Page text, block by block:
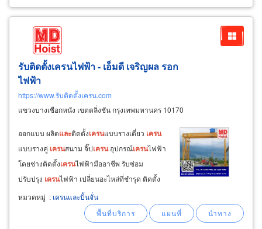
รับติดตั้งเครนไฟฟ้า - เอ็มดี เจริญผล รอก
ไฟฟ้า
https://www.รับติดตั้งเครน.com
แขวงบางเชือกหนัง เขตตลิ่งชัน กรุงเทพมหานคร 10170
ออกแบบ ผลิตและติดตั้งเครนแบบรางเดี่ยว เครน
แบบรางคู่ เครนสนาม จิ๊ปเครนอุปกรณ์เครนไฟฟ้า
โดยช่างติดตั้งเครนไฟฟ้ามืออาชีพ รับซ่อม
ปรับปรุง เครนไฟฟ้า เปลี่ยนอะไหล่ที่ชำรุด ติดตั้ง
รอกสลิงไฟฟ้า รอกโซ่ไฟฟ้า hitachi, mitsubishi,
nippon hoist, meiden, kito, speed, abus ทั้งของ
รอกสลิงไฟฟ้ามือสอง
หมวดหมู่ : เครนและปั้นจั่น